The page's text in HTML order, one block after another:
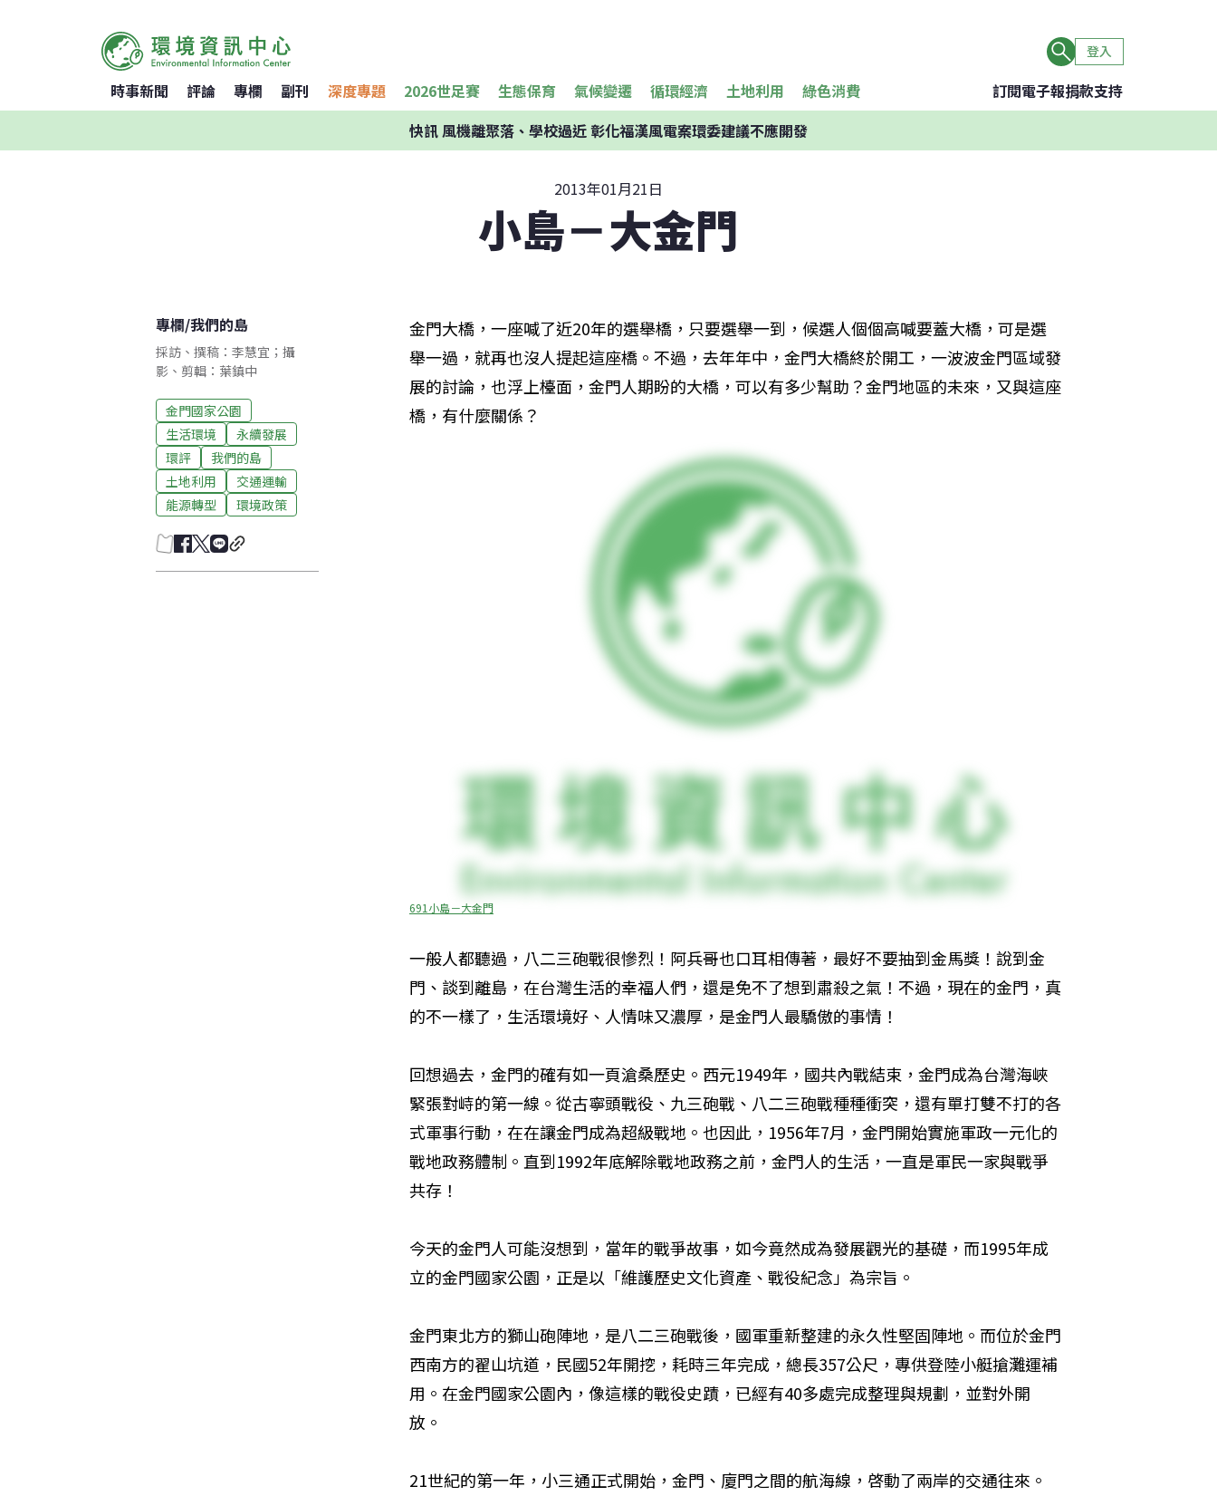
登入
時事新聞 評論 專欄 副刊 深度專題 2026世足賽 生態保育 氣候變遷 循環經濟 土地利用 綠色消費 訂閱電子報捐款支持
快訊風機離聚落、學校過近 彰化福漢風電案環委建議不應開發
2013年01月21日
小島－大金門
專欄/我們的島
採訪、撰稿：李慧宜；攝
影、剪輯：葉鎮中
金門國家公園
生活環境
永續發展
環評
我們的島
土地利用
交通運輸
能源轉型
環境政策
金門大橋，一座喊了近20年的選舉橋，只要選舉一到，候選人個個高喊要蓋大橋，可是選
舉一過，就再也沒人提起這座橋。不過，去年年中，金門大橋終於開工，一波波金門區域發
展的討論，也浮上檯面，金門人期盼的大橋，可以有多少幫助？金門地區的未來，又與這座
橋，有什麼關係？
691小島－大金門
一般人都聽過，八二三砲戰很慘烈！阿兵哥也口耳相傳著，最好不要抽到金馬獎！說到金
門、談到離島，在台灣生活的幸福人們，還是免不了想到肅殺之氣！不過，現在的金門，真
的不一樣了，生活環境好、人情味又濃厚，是金門人最驕傲的事情！
回想過去，金門的確有如一頁滄桑歷史。西元1949年，國共內戰結束，金門成為台灣海峽
緊張對峙的第一線。從古寧頭戰役、九三砲戰、八二三砲戰種種衝突，還有單打雙不打的各
式軍事行動，在在讓金門成為超級戰地。也因此，1956年7月，金門開始實施軍政一元化的
戰地政務體制。直到1992年底解除戰地政務之前，金門人的生活，一直是軍民一家與戰爭
共存！
今天的金門人可能沒想到，當年的戰爭故事，如今竟然成為發展觀光的基礎，而1995年成
立的金門國家公園，正是以「維護歷史文化資產、戰役紀念」為宗旨。
金門東北方的獅山砲陣地，是八二三砲戰後，國軍重新整建的永久性堅固陣地。而位於金門
西南方的翟山坑道，民國52年開挖，耗時三年完成，總長357公尺，專供登陸小艇搶灘運補
用。在金門國家公園內，像這樣的戰役史蹟，已經有40多處完成整理與規劃，並對外開
放。
21世紀的第一年，小三通正式開始，金門、廈門之間的航海線，啓動了兩岸的交通往來。